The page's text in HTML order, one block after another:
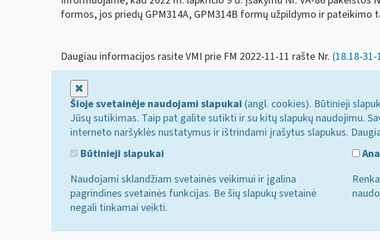
formos, jos priedų GPM314A, GPM314B formų užpildymo ir pateikimo
Daugiau informacijos rasite VMI prie FM 2022-11-11 rašte Nr. (18.18-
Šioje svetainėje naudojami slapukai (angl. cookies). Būtinieji
Jūsų sutikimas. Taip pat galite sutikti ir su kitų slapukų naudojimu.
interneto naršyklės nustatymus ir ištrindami įrašytus slapukus.
Būtinieji slapukai
Naudojami sklandžiam svetainės veikimui ir įgalina
pagrindines svetainės funkcijas. Be šių slapukų svetainė
negali tinkamai veikti.